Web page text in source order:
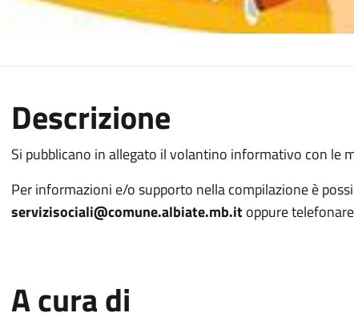
Descrizione
Si pubblicano in allegato il volantino informativo con le
Per informazioni e/o supporto nella compilazione è
servizisociali@comune.albiate.mb.itoppure
A cura di